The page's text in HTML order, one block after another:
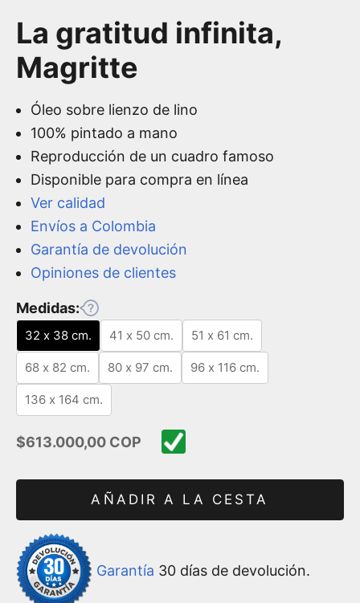
La gratitud infinita,
Magritte
Óleo sobre lienzo de lino
100% pintado a mano
Reproducción de un cuadro famoso
Disponible para compra en línea
Ver calidad
Envíos a Colombia
Garantía de devolución
Opiniones de clientes
Medidas:
32 x 38 cm. 41 x 50 cm. 51 x 61 cm.
68 x 82 cm. 80 x 97 cm. 96 x 116 cm.
136 x 164 cm.
Precio de oferta
$613.000,00 COP
AÑADIR A LA CESTA
Garantía 30 días de devolución.